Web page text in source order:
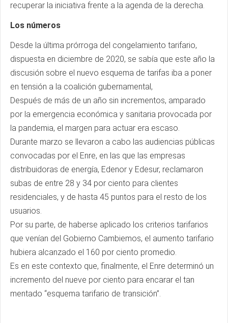
recuperar la iniciativa frente a la agenda de la derecha.
Los números
Desde la última prórroga del congelamiento tarifario,
dispuesta en diciembre de 2020, se sabía que este año la
discusión sobre el nuevo esquema de tarifas iba a poner
en tensión a la coalición gubernamental,
Después de más de un año sin incrementos, amparado
por la emergencia económica y sanitaria provocada por
la pandemia, el margen para actuar era escaso.
Durante marzo se llevaron a cabo las audiencias públicas
convocadas por el Enre, en las que las empresas
distribuidoras de energía, Edenor y Edesur, reclamaron
subas de entre 28 y 34 por ciento para clientes
residenciales, y de hasta 45 puntos para el resto de los
usuarios.
Por su parte, de haberse aplicado los criterios tarifarios
que venían del Gobierno Cambiemos, el aumento tarifario
hubiera alcanzado el 160 por ciento promedio.
Es en este contexto que, finalmente, el Enre determinó un
incremento del nueve por ciento para encarar el tan
mentado “esquema tarifario de transición”.